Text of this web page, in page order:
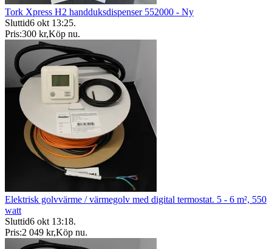
Tork Xpress H2 handduksdispenser 552000 - Ny
Sluttid6 okt 13:25.
Pris:300 kr,Köp nu.
Elektrisk golvvärme / värmegolv med digital termostat. 5 - 6 m², 550
watt
Sluttid6 okt 13:18.
Pris:2 049 kr,Köp nu.